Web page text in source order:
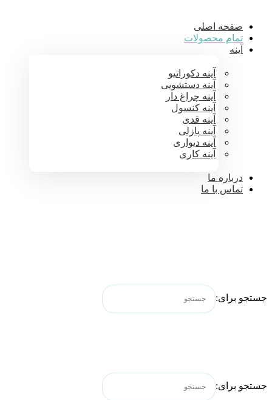
صفحه اصلی
تمام محصولات
آینه
آینه دکوراتیو
آینه دستشویی
آینه چراغ دار
آینه کنسول
آینه قدی
آینه پازلی
آینه دیواری
آینه کاری
درباره ما
تماس با ما
جستجو برای:
جستجو برای: